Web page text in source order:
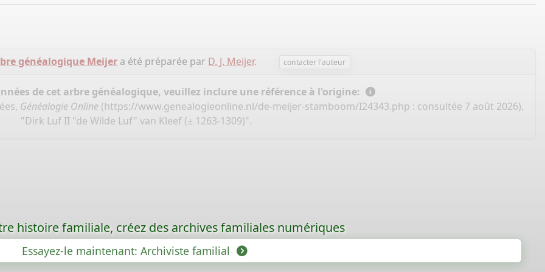
généalogique Meijer a été préparée par D. J. Meijer. contacter l'auteur
de cet arbre généalogique, veuillez inclure une référence à l'origine:
Généalogie Online (https://www.genealogieonline.nl/de-meijer-stamboom/I24343.php : consultée 7 août 2026),
"Dirk Luf II "de Wilde Luf" van Kleef (± 1263-1309)".
histoire familiale, créez des archives familiales numériques
Essayez-le maintenant: Archiviste familial